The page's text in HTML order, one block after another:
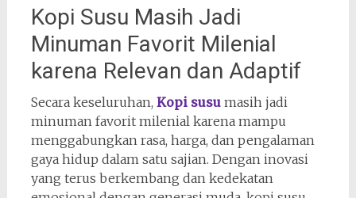
Kopi Susu Masih Jadi
Minuman Favorit Milenial
karena Relevan dan Adaptif
Secara keseluruhan, Kopi susumasih jadi
minuman favorit milenial karena mampu
menggabungkan rasa, harga, dan pengalaman
gaya hidup dalam satu sajian. Dengan inovasi
yang terus berkembang dan kedekatan